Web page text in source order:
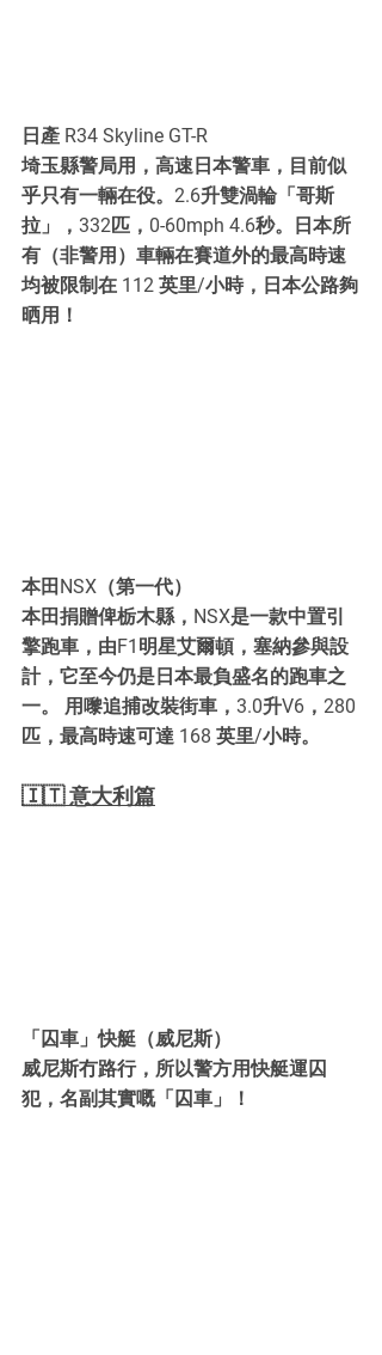
日產 R34 Skyline GT-R
埼玉縣警局用，高速日本警車，目前似
乎只有一輛在役。2.6升雙渦輪「哥斯
拉」，332匹，0-60mph 4.6秒。日本所
有（非警用）車輛在賽道外的最高時速
均被限制在 112 英里/小時，日本公路夠
晒用！
本田NSX（第一代）
本田捐贈俾栃木縣，NSX是一款中置引
擎跑車，由F1明星艾爾頓，塞納參與設
計，它至今仍是日本最負盛名的跑車之
一。 用嚟追捕改裝街車，3.0升V6，280
匹，最高時速可達 168 英里/小時。
🇮🇹 意大利篇
「囚車」快艇（威尼斯）
威尼斯冇路行，所以警方用快艇運囚
犯，名副其實嘅「囚車」！